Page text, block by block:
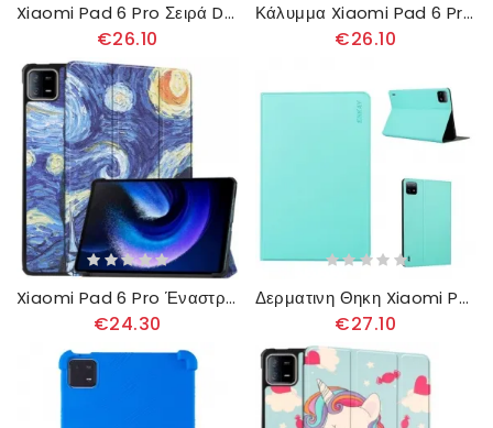
Xiaomi Pad 6 Pro Σειρά Domo Dux Ducis
€26.10
Κάλυμμα Xiaomi Pad 6 Pro Βάση Και Λαβή Eva
€26.10
Xiaomi Pad 6 Pro Έναστρος Ουρανός
€24.30
Δερματινη Θηκη Xiaomi Pad 6 Pro Enkay
€27.10